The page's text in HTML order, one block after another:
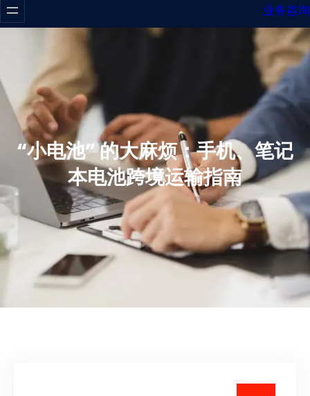
业务咨询
“小电池” 的大麻烦：手机、笔记
本电池跨境运输指南